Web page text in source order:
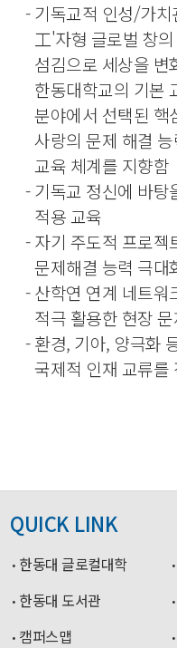
- 기독교적 인성/가
工'자형 글로벌 창
섬김으로 세상을
한동대학교의 기본
분야에서 선택된 핵
사랑의 문제 해결
교육 체계를 지향함
- 기독교 정신에 바
적용 교육
- 자기 주도적 프로
문제해결 능력 극대
- 산학연 연계 네트
적극 활용한 현장
- 환경, 기아, 양극화
국제적 인재 교류를
QUICK LINK
한동대 글로컬대학
한동대 도서관
캠퍼스맵